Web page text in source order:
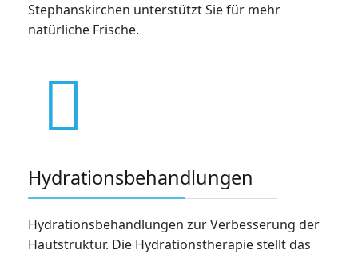
Stephanskirchen unterstützt Sie für mehr
natürliche Frische.
Hydrationsbehandlungen
Hydrationsbehandlungen zur Verbesserung der
Hautstruktur. Die Hydrationstherapie stellt das